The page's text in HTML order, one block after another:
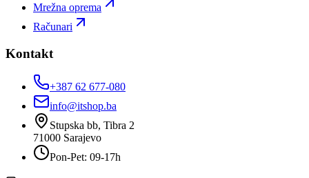
Mrežna oprema
Računari
Kontakt
+387 62 677-080
info@itshop.ba
Stupska bb, Tibra 2
71000 Sarajevo
Pon-Pet: 09-17h